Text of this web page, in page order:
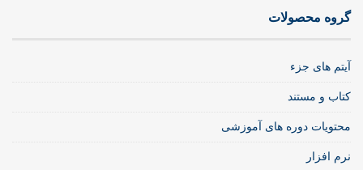
گروه محصولات
آیتم های جزء
کتاب و مستند
محتویات دوره های آموزشی
نرم افزار